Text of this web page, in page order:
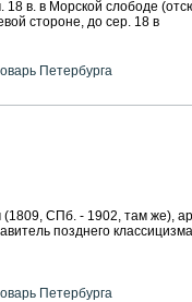
в. в Морской слободе
стороне, до сер. 18 в
Петербурга
СПб. - 1902, там же),
позднего
Петербурга